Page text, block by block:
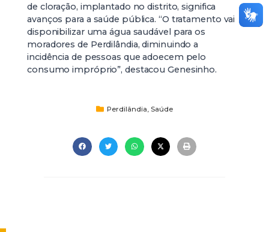
de cloração, implantado no distrito, significa
avanços para a saúde pública. “O tratamento vai
disponibilizar uma água saudável para os
moradores de Perdilândia, diminuindo a
incidência de pessoas que adoecem pelo
consumo impróprio”, destacou Genesinho.
Perdilândia Saúde